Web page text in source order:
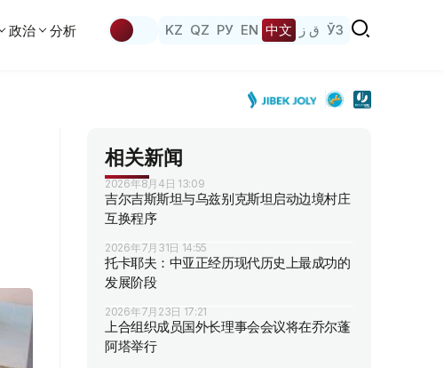
政治 分析 KZ QZ РУ EN 中文 ق ز ЎЗ
相关新闻
2026年8月4日 13:09
吉尔吉斯斯坦与乌兹别克斯坦启动边境村庄
互换程序
2026年7月31日 14:55
托卡耶夫：中亚正经历现代历史上最成功的
发展阶段
2026年7月23日 17:21
上合组织成员国外长理事会会议将在乔尔蓬
阿塔举行